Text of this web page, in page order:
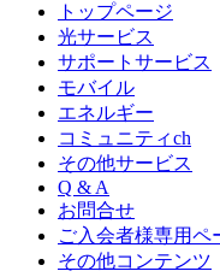
トップページ
光サービス
サポートサービス
モバイル
エネルギー
コミュニティch
その他サービス
Q & A
お問合せ
ご入会者様専用ペ
その他コンテンツ